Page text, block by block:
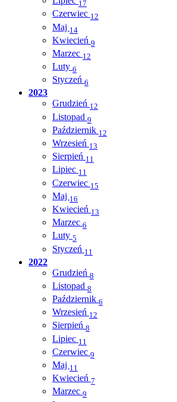
17
Czerwiec 12
Maj 14
Kwiecień 9
Marzec 12
Luty 6
Styczeń 6
2023
Grudzień 12
Listopad 9
Październik 12
Wrzesień 13
Sierpień 11
Lipiec 11
Czerwiec 15
Maj 16
Kwiecień 13
Marzec 6
Luty 5
Styczeń 11
2022
Grudzień 8
Listopad 8
Październik 6
Wrzesień 12
Sierpień 8
Lipiec 11
Czerwiec 9
Maj 11
Kwiecień 7
Marzec 9